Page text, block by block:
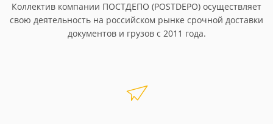
Коллектив компании ПОСТДЕПО (POSTDEPO) осуществляет
свою деятельность на российском рынке срочной доставки
документов и грузов с 2011 года.